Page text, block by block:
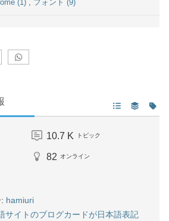
(1) フォント (9)
10.7 K トピック
82 オンライン
hamiuri
サイトのブログカードが日本語表記